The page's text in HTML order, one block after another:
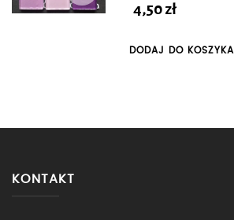
4,50zł
DODAJ DO KOSZYKA
KONTAKT